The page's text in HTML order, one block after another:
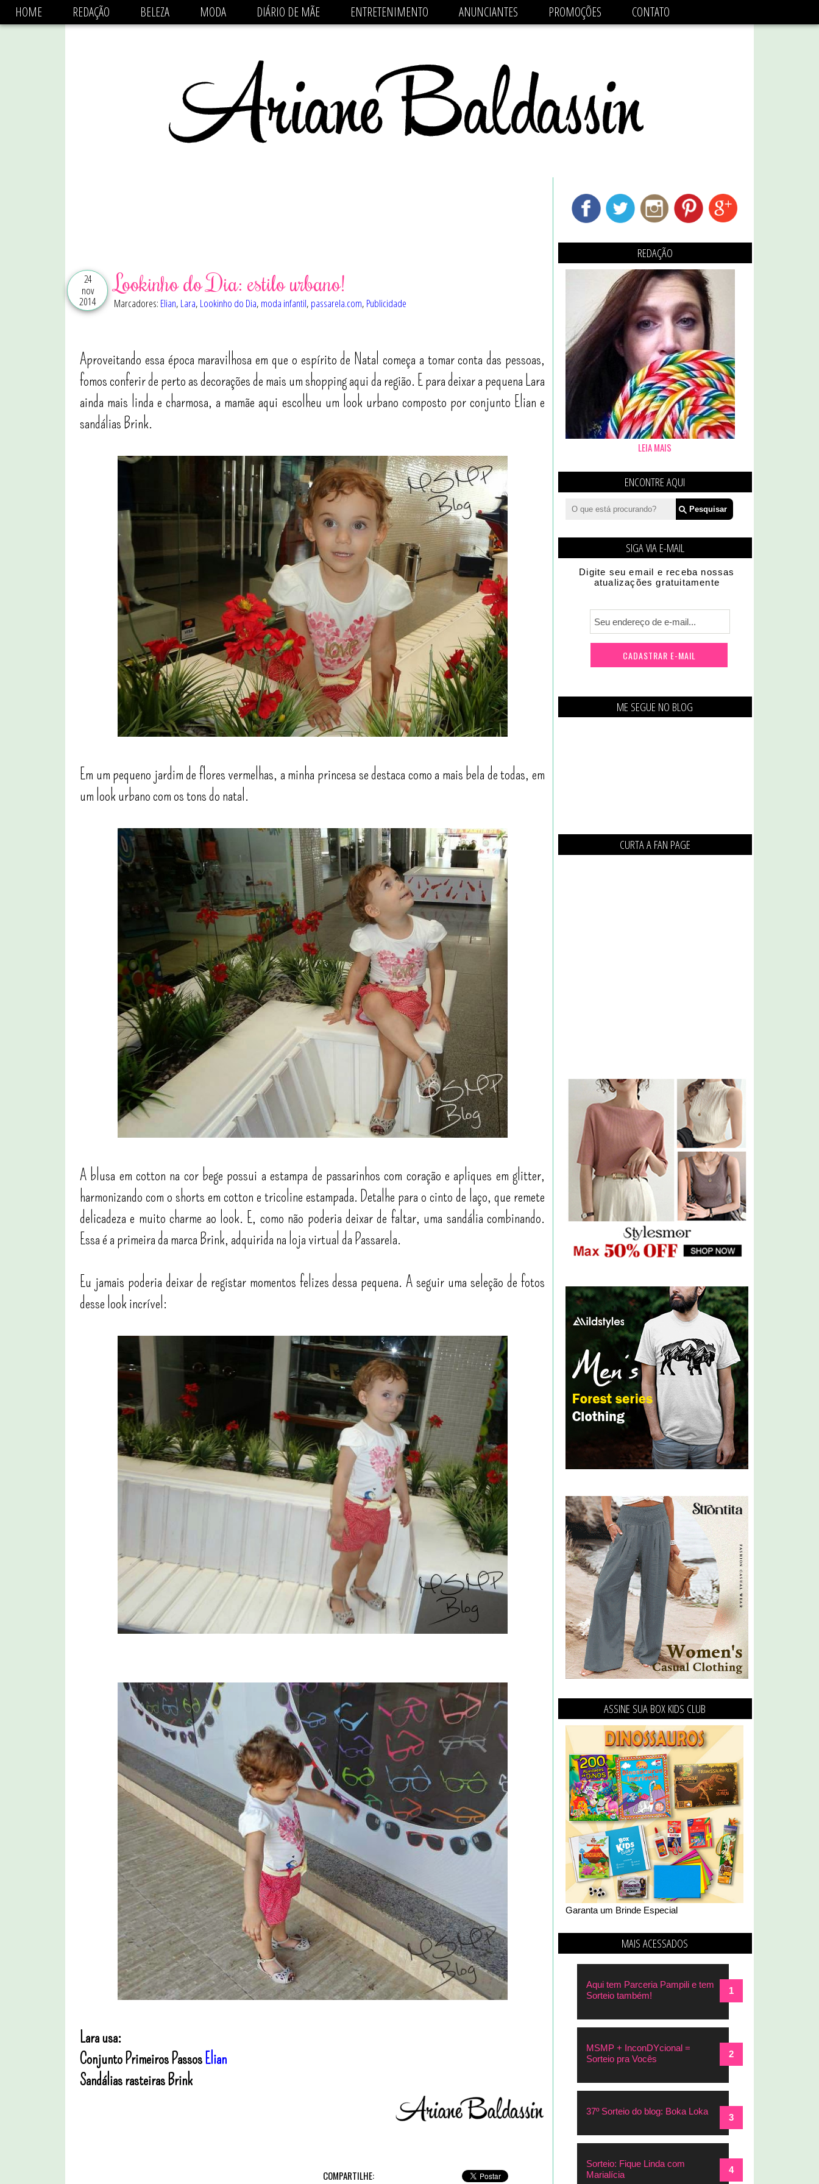
async='async' data-ad-client='ca-pub-1470782825684808' src='https://pagead2.googlesyndication.com/pagead/js/adsbygoogle.js'/>
HOME REDAÇÃO BELEZA MODA DIÁRIO DE MÃE ENTRETENIMENTO ANUNCIANTES PROMOÇÕES CONTATO
24
nov
2014
Lookinho do Dia: estilo urbano!
Marcadores: Elian, Lara, Lookinho do Dia, moda infantil, passarela.com, Publicidade
Aproveitando essa época maravilhosa em que o espírito de Natal começa a tomar conta das pessoas,
fomos conferir de perto as decorações de mais um shopping aqui da região. E para deixar a pequena Lara
ainda mais linda e charmosa, a mamãe aqui escolheu um look urbano composto por conjunto Elian e
sandálias Brink.
Em um pequeno jardim de flores vermelhas, a minha princesa se destaca como a mais bela de todas, em
um look urbano com os tons do natal.
A blusa em cotton na cor bege possui a estampa de passarinhos com coração e apliques em glitter,
harmonizando com o shorts em cotton e tricoline estampada. Detalhe para o cinto de laço, que remete
delicadeza e muito charme ao look. E, como não poderia deixar de faltar, uma sandália combinando.
Essa é a primeira da marca Brink, adquirida na loja virtual da Passarela.
Eu jamais poderia deixar de registar momentos felizes dessa pequena. A seguir uma seleção de fotos
desse look incrível:
Lara usa:
Conjunto Primeiros PassosElian
Sandálias rasteiras Brink
COMPARTILHE:
REDAÇÃO
LEIA MAIS
ENCONTRE AQUI
SIGA VIA E-MAIL
Digite seu email e receba nossas
atualizações gratuitamente
ME SEGUE NO BLOG
CURTA A FAN PAGE
ASSINE SUA BOX KIDS CLUB
Garanta um Brinde Especial
MAIS ACESSADOS
Aqui tem Parceria Pampili e tem
Sorteio também!
MSMP + InconDYcional =
Sorteio pra Vocês
37º Sorteio do blog: Boka Loka
Sorteio: Fique Linda com
Marialícia